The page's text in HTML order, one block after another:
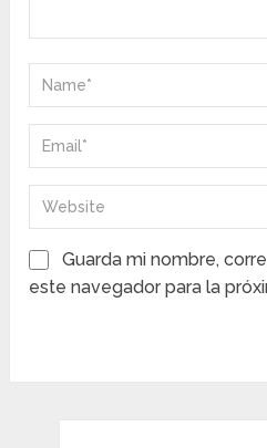
Guarda mi nombre,
este navegador para la